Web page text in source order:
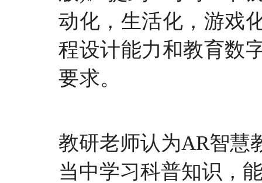
动化，生活化，游戏
程设计能力和教育数
要求。
教研老师认为AR智慧
当中学习科普知识，